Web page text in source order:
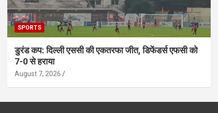
SPORTS
डुरंड कप: दिल्ली एससी की एकतरफा जीत, डिफेंडर्स एफसी को
7-0 से हराया
August 7, 2026